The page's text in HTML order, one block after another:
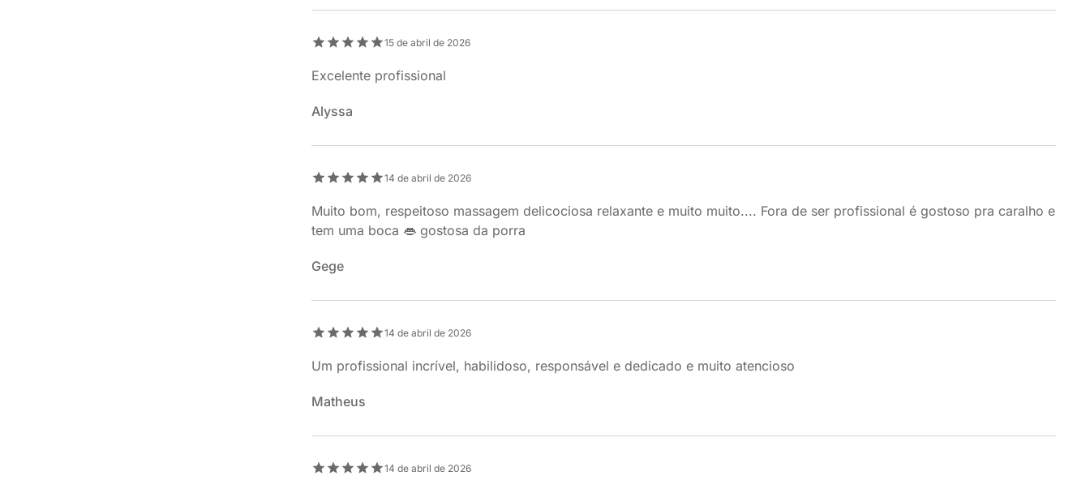
15 de abril de 2026
Excelente profissional
Alyssa
14 de abril de 2026
Muito bom, respeitoso massagem delicociosa relaxante e muito muito.... Fora de ser profissional é gostoso pra caralho e
tem uma boca 👄 gostosa da porra
Gege
14 de abril de 2026
Um profissional incrível, habilidoso, responsável e dedicado e muito atencioso
Matheus
14 de abril de 2026